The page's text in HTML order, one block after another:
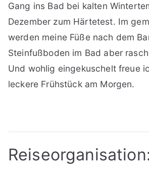
Gang ins Bad bei kalten
Dezember zum Härtetest. Im
werden meine Füße nach dem
Steinfußboden im Bad aber
Und wohlig eingekuschelt freue
leckere Frühstück am Morgen.